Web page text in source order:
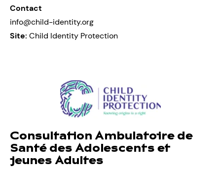
Contact
info@child-identity.org
Site: Child Identity Protection
Consultation Ambulatoire de
Santé des Adolescents et
jeunes Adultes